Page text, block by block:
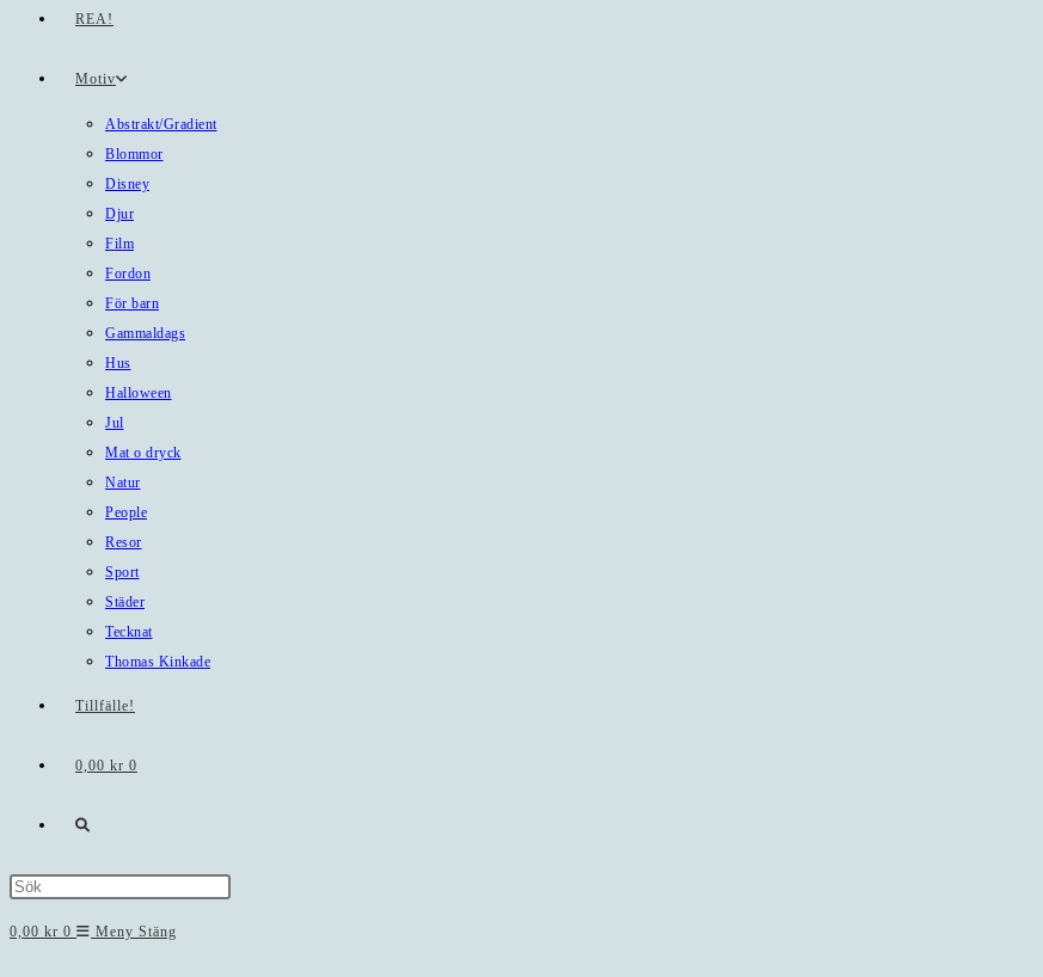
REA!
Motiv
Abstrakt/Gradient
Blommor
Disney
Djur
Film
Fordon
För barn
Gammaldags
Hus
Halloween
Jul
Mat o dryck
Natur
People
Resor
Sport
Städer
Tecknat
Thomas Kinkade
Tillfälle!
0,00 kr 0
Slå
webbplatssökning
0,00 kr 0 Meny Stäng